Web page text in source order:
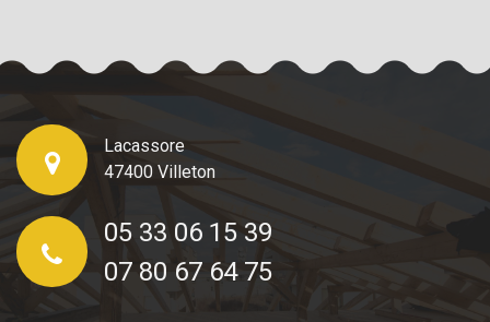
Lacassore
47400 Villeton
05 33 06 15 39
07 80 67 64 75